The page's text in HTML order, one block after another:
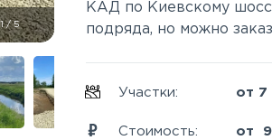
1/5
КАД по Киевскому
подряда, но можно
Участки: от 7
Стоимость: от